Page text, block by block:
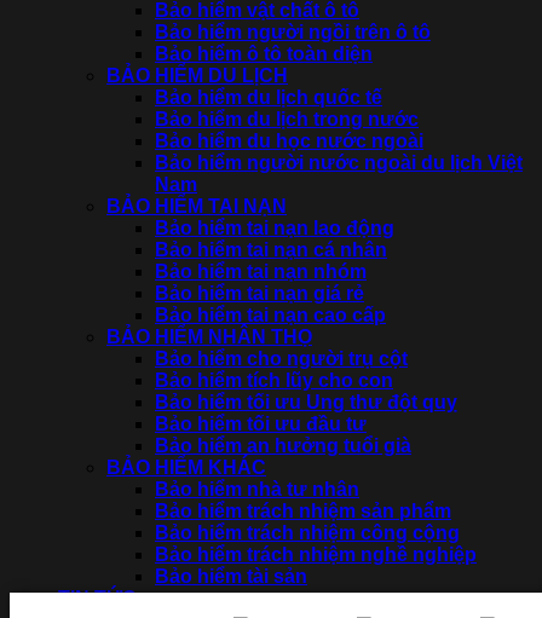
Bảo hiểm vật chất ô tô
Bảo hiểm người ngồi trên ô tô
Bảo hiểm ô tô toàn diện
BẢO HIỂM DU LỊCH
Bảo hiểm du lịch quốc tế
Bảo hiểm du lịch trong nước
Bảo hiểm du học nước ngoài
Bảo hiểm người nước ngoài du lịch Việt
Nam
BẢO HIỂM TAI NẠN
Bảo hiểm tai nạn lao động
Bảo hiểm tai nạn cá nhân
Bảo hiểm tai nạn nhóm
Bảo hiểm tai nạn giá rẻ
Bảo hiểm tai nạn cao cấp
BẢO HIỂM NHÂN THỌ
Bảo hiểm cho người trụ cột
Bảo hiểm tích lũy cho con
Bảo hiểm tối ưu Ung thư đột quỵ
Bảo hiểm tối ưu đầu tư
Bảo hiểm an hưởng tuổi già
BẢO HIỂM KHÁC
Bảo hiểm nhà tư nhân
Bảo hiểm trách nhiệm sản phẩm
Bảo hiểm trách nhiệm công cộng
Bảo hiểm trách nhiệm nghề nghiệp
Bảo hiểm tài sản
TIN TỨC